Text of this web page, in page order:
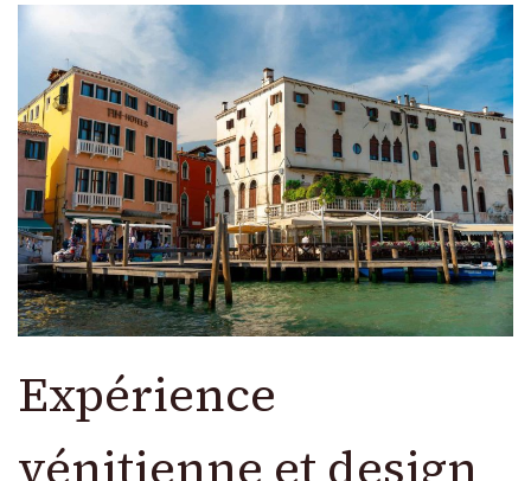
Expérience
vénitienne et design